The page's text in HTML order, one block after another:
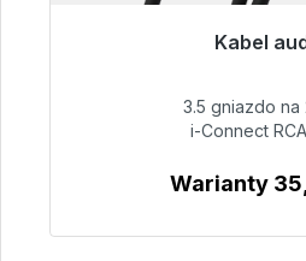
Kabel
Gotowy do
51,99 €
3.5 gniazdo na
i-Connect
Warianty